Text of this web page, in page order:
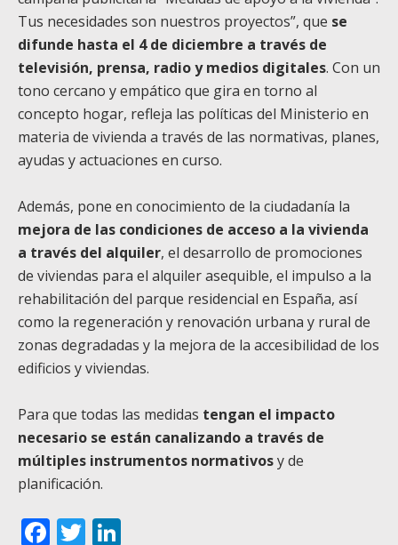
Tus necesidades son nuestros proyectos”, que se
difunde hasta el 4 de diciembre a través de
televisión, prensa, radio y medios digitales. Con un
tono cercano y empático que gira en torno al
concepto hogar, refleja las políticas del Ministerio en
materia de vivienda a través de las normativas, planes,
ayudas y actuaciones en curso.
Además, pone en conocimiento de la ciudadanía la
mejora de las condiciones de acceso a la vivienda
a través del alquiler, el desarrollo de promociones
de viviendas para el alquiler asequible, el impulso a la
rehabilitación del parque residencial en España, así
como la regeneración y renovación urbana y rural de
zonas degradadas y la mejora de la accesibilidad de los
edificios y viviendas.
Para que todas las medidas tengan el impacto
necesario se están canalizando a través de
múltiples instrumentos normativosy de
planificación.
Facebook
Twitter